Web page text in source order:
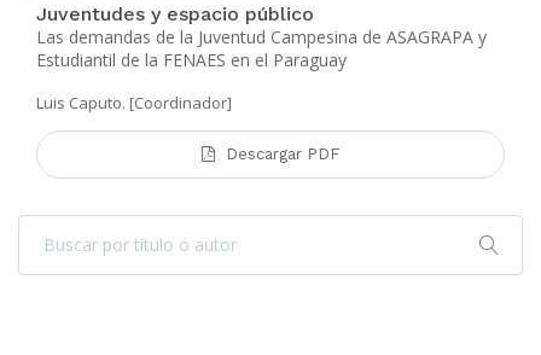
Juventudes y espacio público
Las demandas de la Juventud Campesina de ASAGRAPA y
Estudiantil de la FENAES en el Paraguay
Luis Caputo. [Coordinador]
Descargar PDF